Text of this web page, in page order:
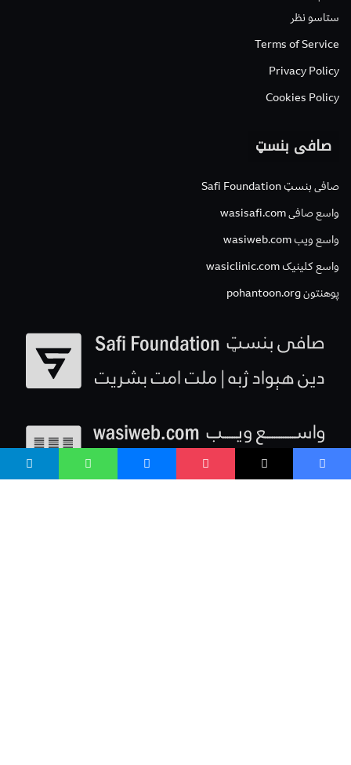
ستاسو نظر
Terms of Service
Privacy Policy
Cookies Policy
صافی بنسټ
صافی بنسټ Safi Foundation
واسع صافی wasisafi.com
واسع ویب wasiweb.com
واسع کلینیک wasiclinic.com
پوهنتون pohantoon.org